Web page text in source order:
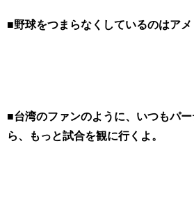
■野球をつまらなくしているのはアメ
■台湾のファンのように、いつもパ
ら、もっと試合を観に行くよ。